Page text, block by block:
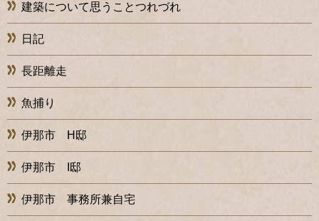
建築について思うことつれづれ
日記
長距離走
魚捕り
伊那市 H邸
伊那市 I邸
伊那市 事務所兼自宅